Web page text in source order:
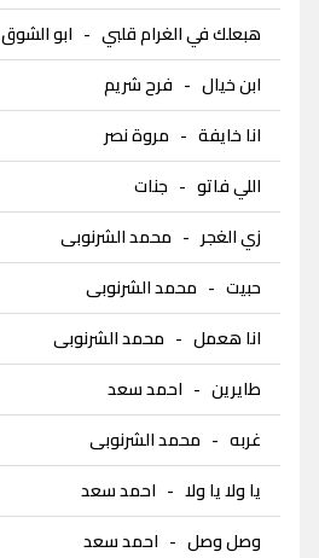
هبعلك في الغرام قلبي - ابو الشوق
ابن خيال - فرح شريم
انا خايفة - مروة نصر
اللي فاتو - جنات
زي الغجر - محمد الشرنوبى
حبيت - محمد الشرنوبى
انا هعمل - محمد الشرنوبى
طايرين - احمد سعد
غربه - محمد الشرنوبى
يا ولا يا ولا - احمد سعد
وصل وصل - احمد سعد